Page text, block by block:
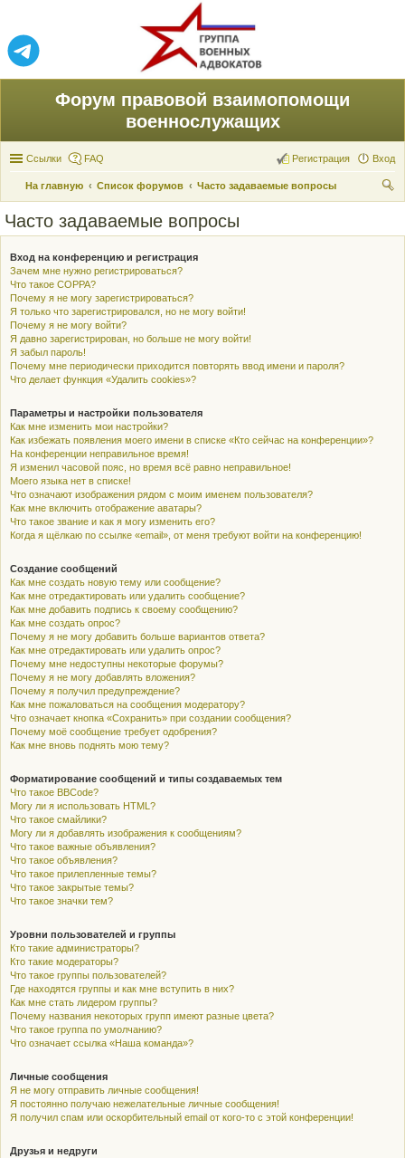
Форум правовой взаимопомощи
военнослужащих
Ссылки FAQ Вход
Регистрация
На главную Список форумов
Часто задаваемые вопросы
Часто задаваемые вопросы
Вход на конференцию и регистрация
Зачем мне нужно регистрироваться?
Что такое COPPA?
Почему я не могу зарегистрироваться?
Я только что зарегистрировался, но не могу войти!
Почему я не могу войти?
Я давно зарегистрирован, но больше не могу войти!
Я забыл пароль!
Почему мне периодически приходится повторять ввод имени и пароля?
Что делает функция «Удалить cookies»?
Параметры и настройки пользователя
Как мне изменить мои настройки?
Как избежать появления моего имени в списке «Кто сейчас на конференции»?
На конференции неправильное время!
Я изменил часовой пояс, но время всё равно неправильное!
Моего языка нет в списке!
Что означают изображения рядом с моим именем пользователя?
Как мне включить отображение аватары?
Что такое звание и как я могу изменить его?
Когда я щёлкаю по ссылке «email», от меня требуют войти на конференцию!
Создание сообщений
Как мне создать новую тему или сообщение?
Как мне отредактировать или удалить сообщение?
Как мне добавить подпись к своему сообщению?
Как мне создать опрос?
Почему я не могу добавить больше вариантов ответа?
Как мне отредактировать или удалить опрос?
Почему мне недоступны некоторые форумы?
Почему я не могу добавлять вложения?
Почему я получил предупреждение?
Как мне пожаловаться на сообщения модератору?
Что означает кнопка «Сохранить» при создании сообщения?
Почему моё сообщение требует одобрения?
Как мне вновь поднять мою тему?
Форматирование сообщений и типы создаваемых тем
Что такое BBCode?
Могу ли я использовать HTML?
Что такое смайлики?
Могу ли я добавлять изображения к сообщениям?
Что такое важные объявления?
Что такое объявления?
Что такое прилепленные темы?
Что такое закрытые темы?
Что такое значки тем?
Уровни пользователей и группы
Кто такие администраторы?
Кто такие модераторы?
Что такое группы пользователей?
Где находятся группы и как мне вступить в них?
Как мне стать лидером группы?
Почему названия некоторых групп имеют разные цвета?
Что такое группа по умолчанию?
Что означает ссылка «Наша команда»?
Личные сообщения
Я не могу отправить личные сообщения!
Я постоянно получаю нежелательные личные сообщения!
Я получил спам или оскорбительный email от кого-то с этой конференции!
Друзья и недруги